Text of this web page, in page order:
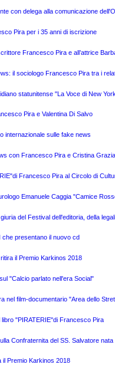
con delega alla comunicazione
Pira per i 35 anni di iscrizione
Francesco Pira e all’attrice
il sociologo Francesco Pira tra i
statunitense "La Voce di New
Pira e Valentina Di Salvo
internazionale sulle fake news
con Francesco Pira e Cristina
Francesco Pira al Circolo di
Emanuele Caggia "Camice
del Festival dell'editoria, della
presentano il nuovo cd
il Premio Karkinos 2018
"Calcio parlato nell'era Social"
nel film-documentario "Area dello
"PIRATERIE"di Francesco Pira
Confraternita del SS. Salvatore nata
Premio Karkinos 2018